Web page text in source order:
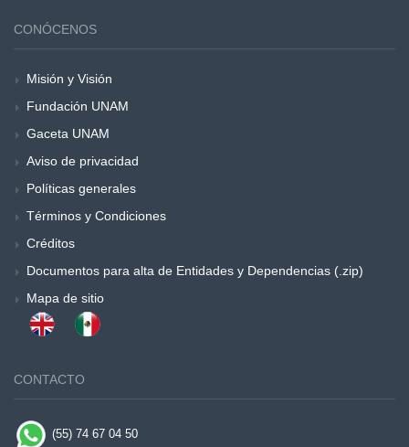
CONÓCENOS
Misión y Visión
Fundación UNAM
Gaceta UNAM
Aviso de privacidad
Políticas generales
Términos y Condiciones
Créditos
Documentos para alta de Entidades y Dependencias (.zip)
Mapa de sitio
CONTACTO
(55) 74 67 04 50